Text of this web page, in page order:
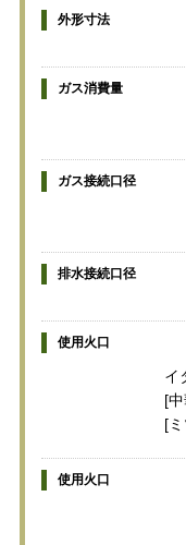
外形寸法
ガス消費量
ガス接続口径
排水接続口径
使用火口
イ
[
[
使用火口